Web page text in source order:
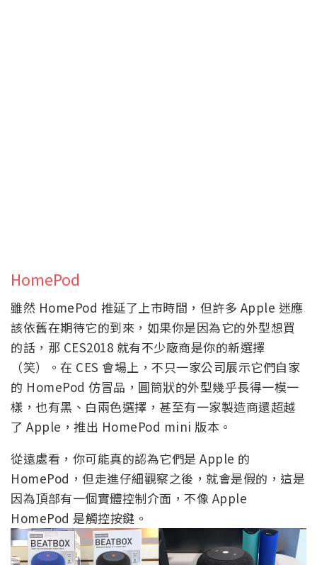
HomePod
雖然 HomePod 推延了上市時間，但許多 Apple 迷應
該依舊在期待它的到來，如果你是因為它的外型想買
的話，那 CES2018 就有不少廠商是你的新選擇
（笑）。在 CES 會場上，不只一家公司展示它們自家
的 HomePod 仿冒品，圓筒狀的外型幾乎長得一模一
樣，也有黑、白兩色選擇，甚至有一家製造商還超越
了 Apple，推出 HomePod mini 版本。
從遠處看，你可能真的認為它們是 Apple 的
HomePod，但走進仔細觀察之後，就會是假的，這是
因為頂部有一個實體控制介面，不像 Apple
HomePod 是觸控按鍵。